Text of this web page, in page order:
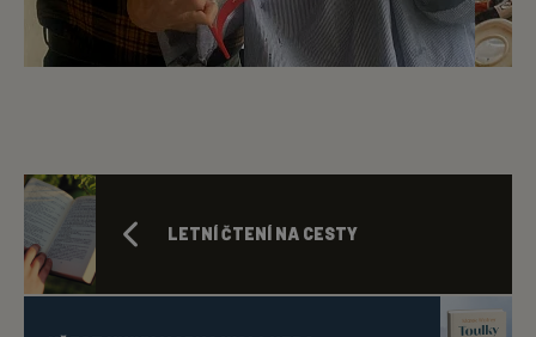
LETNÍ ČTENÍ NA CESTY